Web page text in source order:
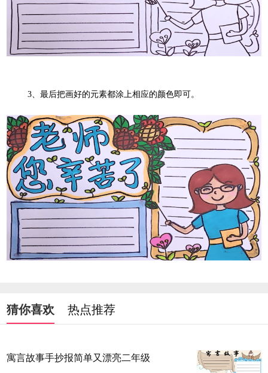
3、最后把画好的元素都涂上相应的颜色即可。
猜你喜欢 热点推荐
寓言故事手抄报简单又漂亮二年级